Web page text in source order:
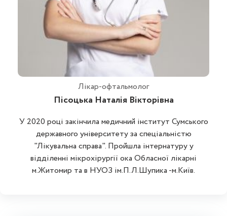
Лікар-офтальмолог
Пісоцька Наталія Вікторівна
У 2020 році закінчила медичний інститут Сумського
державного університету за спеціальністю
"Лікувальна справа". Пройшла інтернатуру у
відділенні мікрохірургії ока Обласної лікарні
м.Житомир та в НУОЗ ім.П.Л.Шупика -м.Київ.